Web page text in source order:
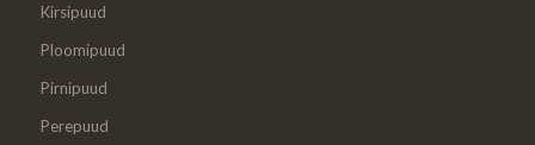
Kirsipuud
Ploomipuud
Pirnipuud
Perepuud